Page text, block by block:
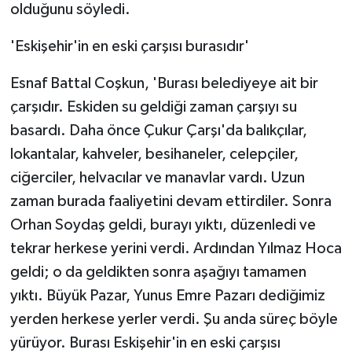
olduğunu söyledi.
'Eskişehir'in en eski çarşısı burasıdır'
Esnaf Battal Coşkun, 'Burası belediyeye ait bir
çarşıdır. Eskiden su geldiği zaman çarşıyı su
basardı. Daha önce Çukur Çarşı'da balıkçılar,
lokantalar, kahveler, besihaneler, celepçiler,
ciğerciler, helvacılar ve manavlar vardı. Uzun
zaman burada faaliyetini devam ettirdiler. Sonra
Orhan Soydaş geldi, burayı yıktı, düzenledi ve
tekrar herkese yerini verdi. Ardından Yılmaz Hoca
geldi; o da geldikten sonra aşağıyı tamamen
yıktı. Büyük Pazar, Yunus Emre Pazarı dediğimiz
yerden herkese yerler verdi. Şu anda süreç böyle
yürüyor. Burası Eskişehir'in en eski çarşısı